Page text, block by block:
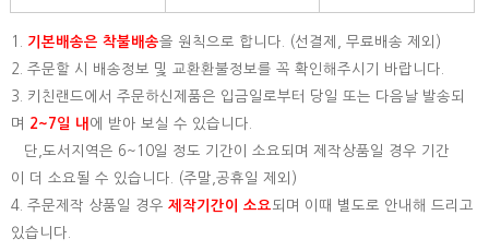
1. 기본배송은 착불배송을 원칙으로 합니다. (선결제, 무료배송 제외)
2. 주문할 시 배송정보 및 교환환불정보를 꼭 확인해주시기 바랍니다.
3. 키친랜드에서 주문하신제품은 입금일로부터 당일 또는 다음날 발송되
며
2~7일 내 에 받아 보실 수 있습니다.
단,도서지역은 6~10일 정도 기간이 소요되며 제작상품일 경우 기간
이 더 소요될 수 있습니다. (주말,공휴일 제외)
4. 주문제작 상품일 경우 제작기간이 소요되며 이때 별도로 안내해 드리고
있습니다.